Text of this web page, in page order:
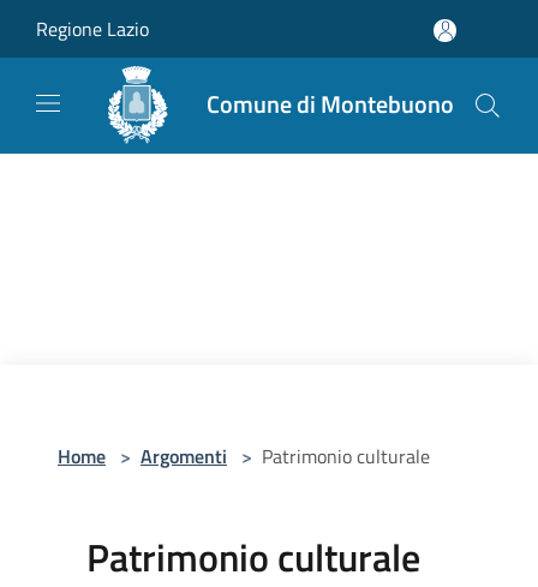
Regione Lazio
Comune di Montebuono
Home > Argomenti > Patrimonio culturale
Patrimonio culturale